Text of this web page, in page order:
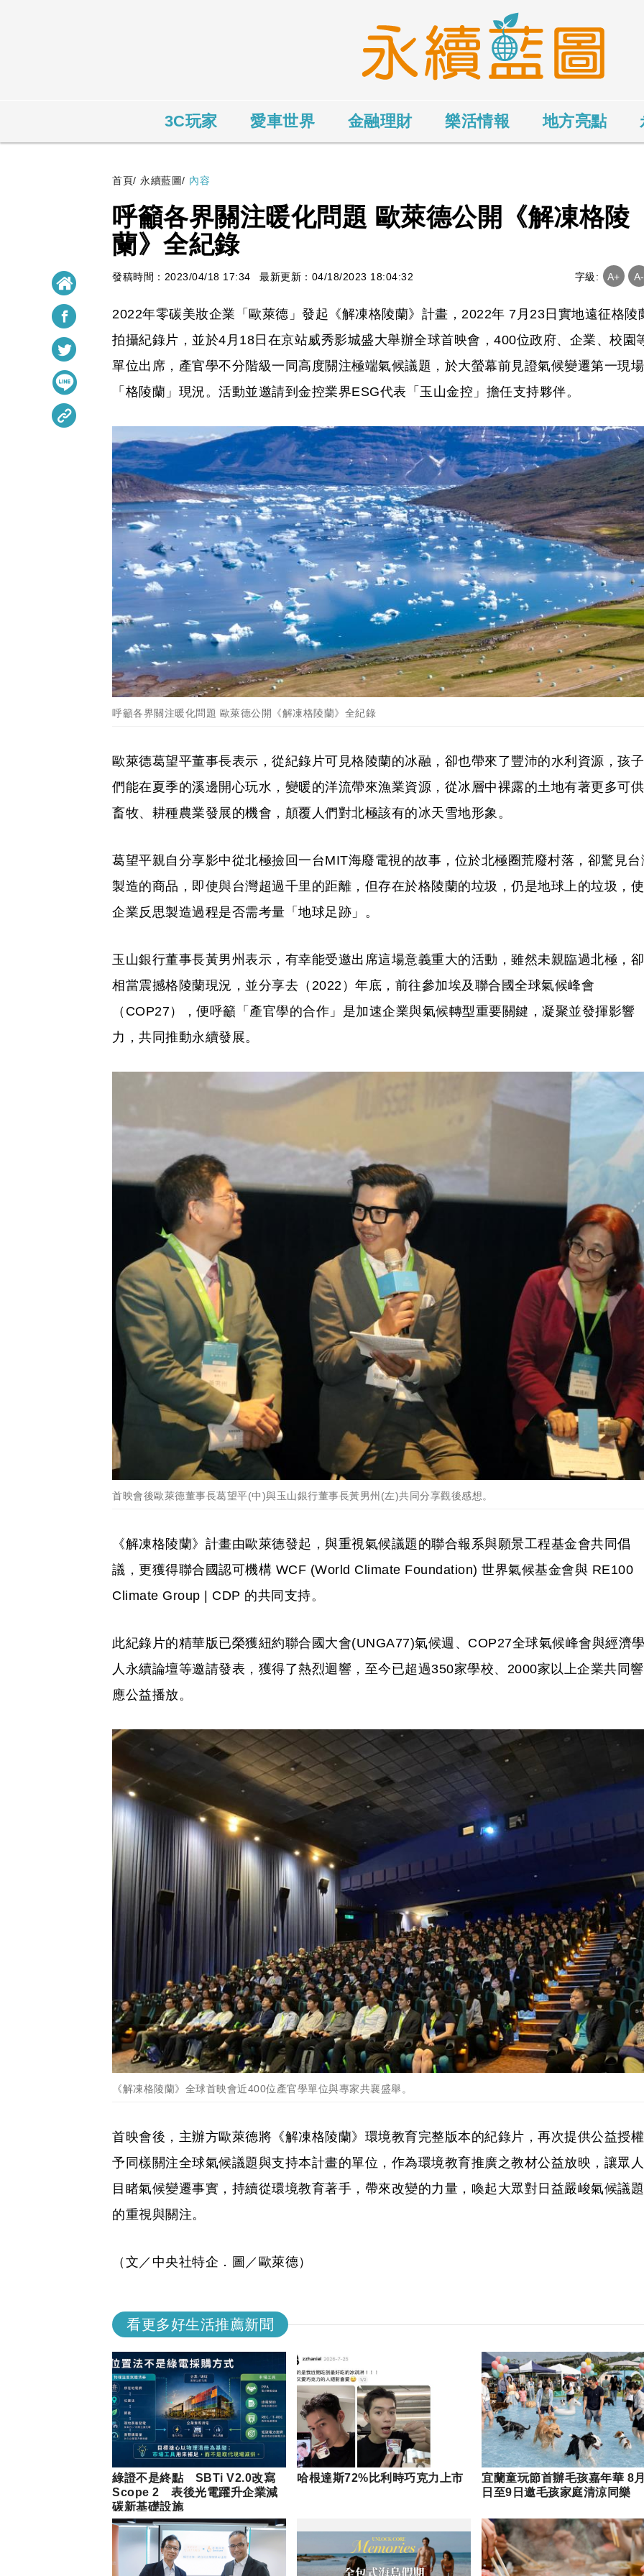
3C玩家 愛車世界 金融理財 樂活情報 地方亮點
首頁/ 永續藍圖/ 內容
呼籲各界關注暖化問題 歐萊德公開《解凍格陵
蘭》全紀錄
發稿時間：2023/04/18 17:34 最新更新：04/18/2023 18:04:32 字級: A+ A-
2022年零碳美妝企業「歐萊德」發起《解凍格陵蘭》計畫，2022年 7月23日實地遠征格陵
拍攝紀錄片，並於4月18日在京站威秀影城盛大舉辦全球首映會，400位政府、企業、校園
單位出席，產官學不分階級一同高度關注極端氣候議題，於大螢幕前見證氣候變遷第一現場
「格陵蘭」現況。活動並邀請到金控業界ESG代表「玉山金控」擔任支持夥伴。
呼籲各界關注暖化問題 歐萊德公開《解凍格陵蘭》全紀錄
歐萊德葛望平董事長表示，從紀錄片可見格陵蘭的冰融，卻也帶來了豐沛的水利資源，孩子
們能在夏季的溪邊開心玩水，變暖的洋流帶來漁業資源，從冰層中裸露的土地有著更多可供
畜牧、耕種農業發展的機會，顛覆人們對北極該有的冰天雪地形象。
葛望平親自分享影中從北極撿回一台MIT海廢電視的故事，位於北極圈荒廢村落，卻驚見台
製造的商品，即使與台灣超過千里的距離，但存在於格陵蘭的垃圾，仍是地球上的垃圾，使
企業反思製造過程是否需考量「地球足跡」。
玉山銀行董事長黃男州表示，有幸能受邀出席這場意義重大的活動，雖然未親臨過北極，卻
相當震撼格陵蘭現況，並分享去（2022）年底，前往參加埃及聯合國全球氣候峰會
（COP27），便呼籲「產官學的合作」是加速企業與氣候轉型重要關鍵，凝聚並發揮影響
力，共同推動永續發展。
首映會後歐萊德董事長葛望平(中)與玉山銀行董事長黃男州(左)共同分享觀後感想。
《解凍格陵蘭》計畫由歐萊德發起，與重視氣候議題的聯合報系與願景工程基金會共同倡
議，更獲得聯合國認可機構 WCF (World Climate Foundation) 世界氣候基金會與 RE100
Climate Group | CDP 的共同支持。
此紀錄片的精華版已榮獲紐約聯合國大會(UNGA77)氣候週、COP27全球氣候峰會與經濟
人永續論壇等邀請發表，獲得了熱烈迴響，至今已超過350家學校、2000家以上企業共同響
應公益播放。
《解凍格陵蘭》全球首映會近400位產官學單位與專家共襄盛舉。
首映會後，主辦方歐萊德將《解凍格陵蘭》環境教育完整版本的紀錄片，再次提供公益授權
予同樣關注全球氣候議題與支持本計畫的單位，作為環境教育推廣之教材公益放映，讓眾人
目睹氣候變遷事實，持續從環境教育著手，帶來改變的力量，喚起大眾對日益嚴峻氣候議題
的重視與關注。
（文／中央社特企．圖／歐萊德）
看更多好生活推薦新聞
綠證不是終點 SBTi V2.0改寫
Scope 2 表後光電躍升企業減
碳新基礎設施
哈根達斯72%比利時巧克力上市
宜蘭童玩節首辦毛孩嘉年華 8
日至9日邀毛孩家庭清涼同樂